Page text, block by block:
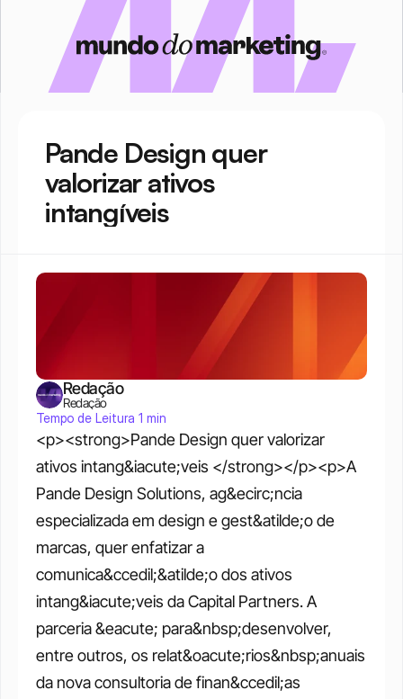
Pande Design quer
valorizar ativos
intangíveis
<p><strong>Pande Design quer valorizar
ativos intang&iacute;veis </strong></p><p>A
Pande Design Solutions, ag&ecirc;ncia
especializada em design e gest&atilde;o de
marcas, quer enfatizar a
comunica&ccedil;&atilde;o dos ativos
intang&iacute;veis da Capital Partners. A
parceria &eacute; para&nbsp;desenvolver,
entre outros, os relat&oacute;rios&nbsp;anuais
da nova consultoria de finan&ccedil;as
Redação
Redação
Tempo de Leitura 1 min